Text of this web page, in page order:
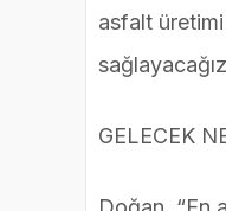
asfalt
GELECEK